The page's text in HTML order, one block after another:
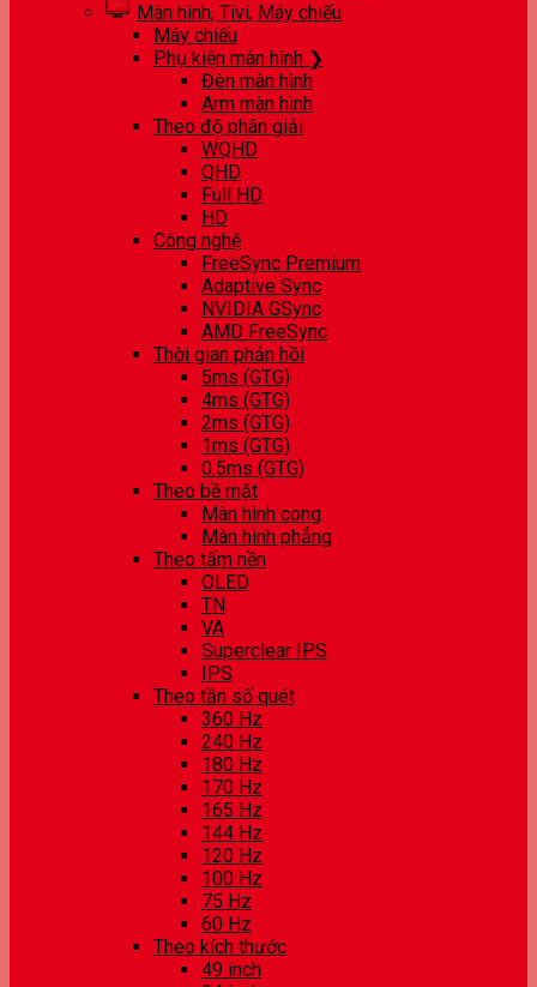
Màn hình, Tivi, Máy chiếu
Máy chiếu
Phụ kiện màn hình ❯
Đèn màn hình
Arm màn hình
Theo độ phân giải
WQHD
QHD
Full HD
HD
Công nghệ
FreeSync Premium
Adaptive Sync
NVIDIA GSync
AMD FreeSync
Thời gian phản hồi
5ms (GTG)
4ms (GTG)
2ms (GTG)
1ms (GTG)
0.5ms (GTG)
Theo bề mặt
Màn hình cong
Màn hình phẳng
Theo tấm nền
OLED
TN
VA
Superclear IPS
IPS
Theo tần số quét
360 Hz
240 Hz
180 Hz
170 Hz
165 Hz
144 Hz
120 Hz
100 Hz
75 Hz
60 Hz
Theo kích thước
49 inch